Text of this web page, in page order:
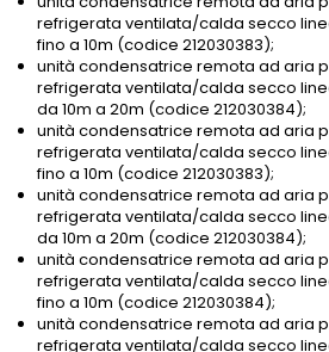
refrigerata ventilata/calda secco
fino a 10m (codice 212030383);
unità condensatrice remota ad aria
refrigerata ventilata/calda secco
da 10m a 20m (codice 212030384);
unità condensatrice remota ad aria
refrigerata ventilata/calda secco
fino a 10m (codice 212030383);
unità condensatrice remota ad aria
refrigerata ventilata/calda secco
da 10m a 20m (codice 212030384);
unità condensatrice remota ad aria
refrigerata ventilata/calda secco
fino a 10m (codice 212030384);
unità condensatrice remota ad aria
refrigerata ventilata/calda secco